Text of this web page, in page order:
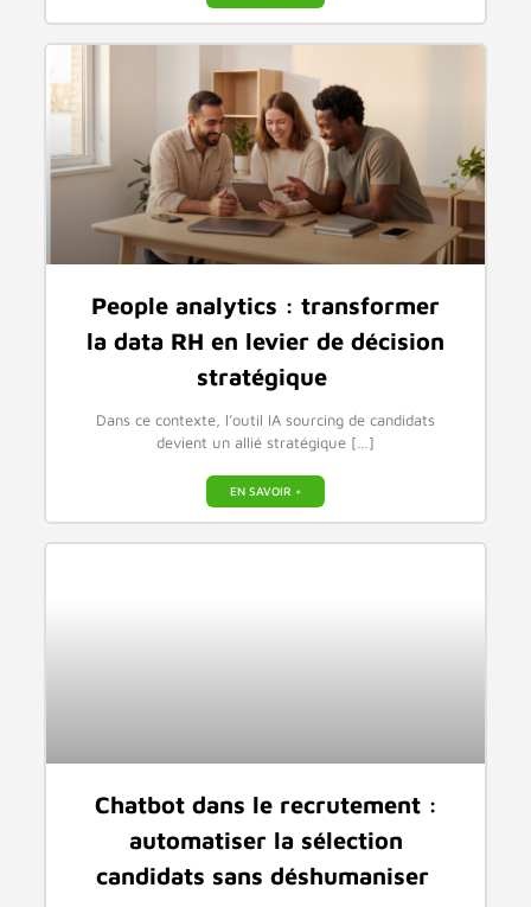
People analytics : transformer
la data RH en levier de décision
stratégique
Dans ce contexte, l’outil IA sourcing de candidats
devient un allié stratégique […]
EN SAVOIR +
Chatbot dans le recrutement :
automatiser la sélection
candidats sans déshumaniser